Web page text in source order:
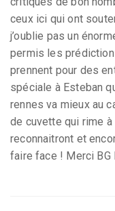
ceux ici qui ont
j’oublie pas un
permis les
prennent pour des
spéciale à Esteban
rennes va mieux au
de cuvette qui rime
reconnaitront et
faire face ! Merci BG